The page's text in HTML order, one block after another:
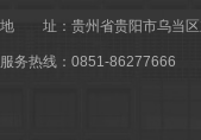
地 址： 贵州省贵阳市乌当
服务热线：0851-86277666